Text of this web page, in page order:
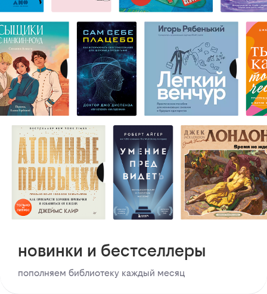
новинки и бестселлеры
пополняем библиотеку каждый месяц